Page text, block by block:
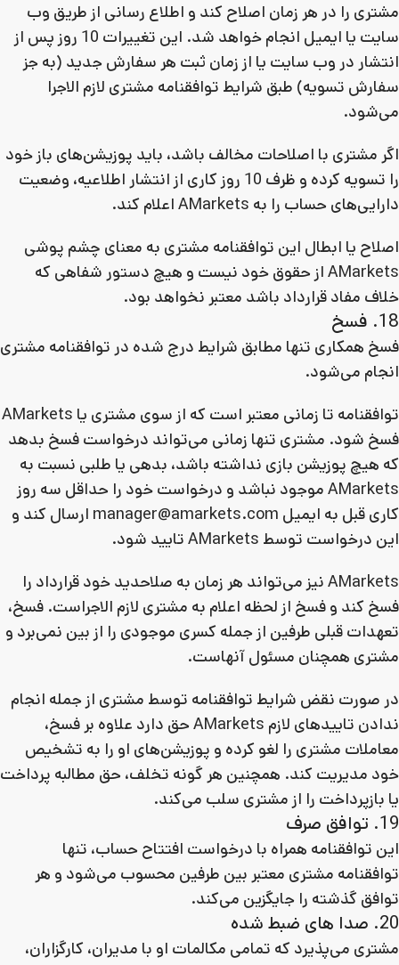
مشتری را در هر زمان اصلاح کند و اطلاع رسانی از طریق وب
سایت یا ایمیل انجام خواهد شد. این تغییرات 10 روز پس از
انتشار در وب سایت یا از زمان ثبت هر سفارش جدید (به جز
سفارش تسویه) طبق شرایط توافقنامه مشتری لازم الاجرا
می‌شود.
اگر مشتری با اصلاحات مخالف باشد، باید پوزیشن‌های باز خود
را تسویه کرده و ظرف 10 روز کاری از انتشار اطلاعیه، وضعیت
دارایی‌های حساب را به AMarkets اعلام کند.
اصلاح یا ابطال این توافقنامه مشتری به معنای چشم پوشی
AMarkets از حقوق خود نیست و هیچ دستور شفاهی که
خلاف مفاد قرارداد باشد معتبر نخواهد بود.
18. فسخ
فسخ همکاری تنها مطابق شرایط درج شده در توافقنامه مشتری
انجام می‌شود.
توافقنامه تا زمانی معتبر است که از سوی مشتری یا AMarkets
فسخ شود. مشتری تنها زمانی می‌تواند درخواست فسخ بدهد
که هیچ پوزیشن بازی نداشته باشد، بدهی یا طلبی نسبت به
AMarkets موجود نباشد و درخواست خود را حداقل سه روز
کاری قبل به ایمیل manager@amarkets.com ارسال کند و
این درخواست توسط AMarkets تایید شود.
AMarkets نیز می‌تواند هر زمان به صلاحدید خود قرارداد را
فسخ کند و فسخ از لحظه اعلام به مشتری لازم الاجراست. فسخ،
تعهدات قبلی طرفین از جمله کسری موجودی را از بین نمی‌برد و
مشتری همچنان مسئول آنهاست.
در صورت نقض شرایط توافقنامه توسط مشتری از جمله انجام
ندادن تاییدهای لازم AMarkets حق دارد علاوه بر فسخ،
معاملات مشتری را لغو کرده و پوزیشن‌های او را به تشخیص
خود مدیریت کند. همچنین هر گونه تخلف، حق مطالبه پرداخت
یا بازپرداخت را از مشتری سلب می‌کند.
19. توافق صرف
این توافقنامه همراه با درخواست افتتاح حساب، تنها
توافقنامه مشتری معتبر بین طرفین محسوب می‌شود و هر
توافق گذشته را جایگزین می‌کند.
20. صدا های ضبط شده
مشتری می‌پذیرد که تمامی مکالمات او با مدیران، کارگزاران،